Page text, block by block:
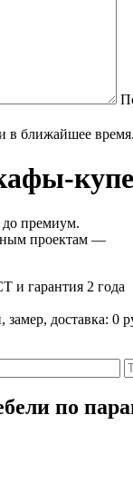
в ближайшее время.
купе
премиум.
проектам —
и гарантия 2 года
доставка: 0
по